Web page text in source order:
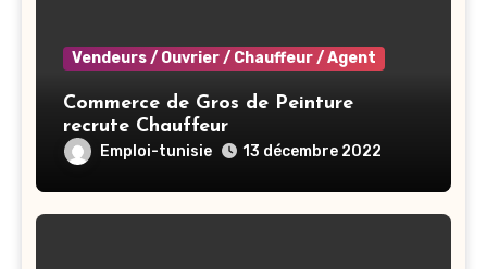
Vendeurs / Ouvrier / Chauffeur / Agent
Commerce de Gros de Peinture
recrute Chauffeur
Emploi-tunisie 13 décembre 2022